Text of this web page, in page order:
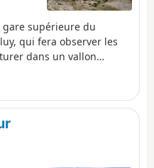
supérieure du
qui fera observer les
dans un vallon
parcours. Faune et
panorama sur le
et bien au delà. Il n'y
du vallon ce qui
!